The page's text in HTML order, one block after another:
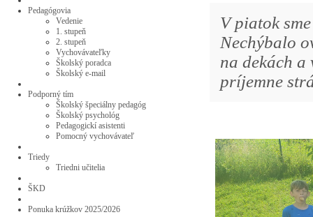
Pedagógovia
Vedenie
1. stupeň
2. stupeň
Vychovávateľky
Školský poradca
Školský e-mail
Podporný tím
Školský špeciálny pedagóg
Školský psychológ
Pedagogickí asistenti
Pomocný vychovávateľ
Triedy
Triedni učitelia
ŠKD
Ponuka krúžkov 2025/2026
V piatok
Nechýbalo
na dekách
príjemne